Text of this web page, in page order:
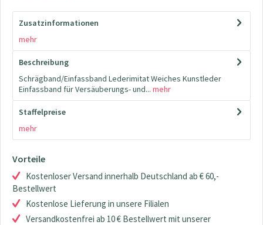
Zusatzinformationen
mehr
Beschreibung
Schrägband/Einfassband Lederimitat Weiches Kunstleder
Einfassband für Versäuberungs- und... mehr
Staffelpreise
mehr
Vorteile
Kostenloser Versand innerhalb Deutschland ab € 60,-
Bestellwert
Kostenlose Lieferung in unsere Filialen
Versandkostenfrei ab 10 € Bestellwert mit unserer